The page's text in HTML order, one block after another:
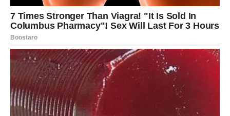
Zvijezde vam šalju priliku koja se
ne propušta
Uskoro će se pojaviti situacija koja će od vas tražiti da
donesete važnu odluku.
Možda će u početku djelovati kao sasvim običan događaj,
ali upravo iza njega krije se mogućnost da ostvarite nešto